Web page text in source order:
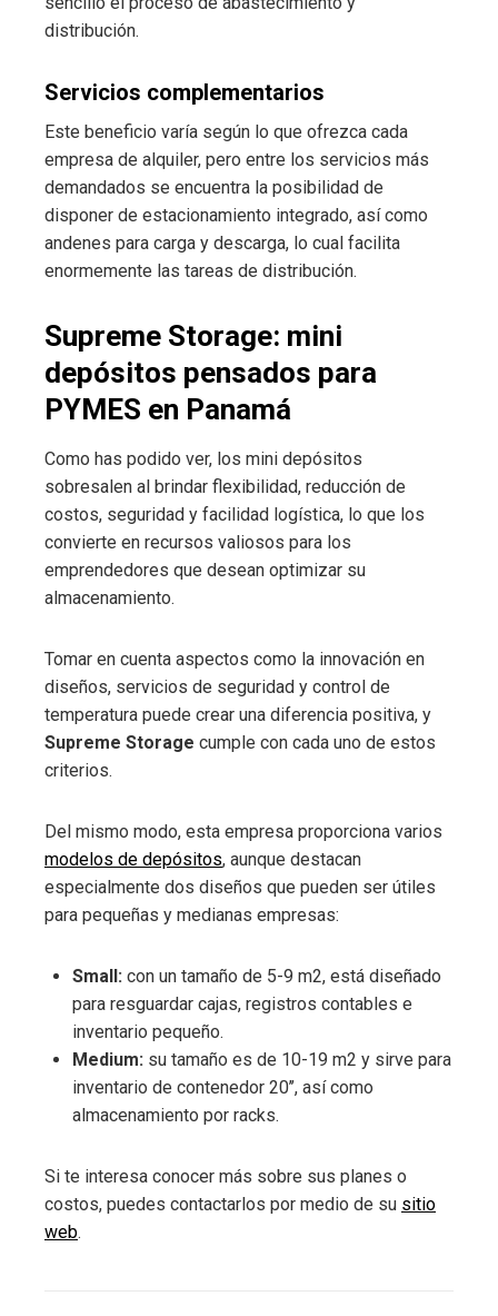
distribución.
Servicios complementarios
Este beneficio varía según lo que ofrezca cada
empresa de alquiler, pero entre los servicios más
demandados se encuentra la posibilidad de
disponer de estacionamiento integrado, así como
andenes para carga y descarga, lo cual facilita
enormemente las tareas de distribución.
Supreme Storage: mini
depósitos pensados para
PYMES en Panamá
Como has podido ver, los mini depósitos
sobresalen al brindar flexibilidad, reducción de
costos, seguridad y facilidad logística, lo que los
convierte en recursos valiosos para los
emprendedores que desean optimizar su
almacenamiento.
Tomar en cuenta aspectos como la innovación en
diseños, servicios de seguridad y control de
temperatura puede crear una diferencia positiva, y
Supreme Storage cumple con cada uno de estos
criterios.
Del mismo modo, esta empresa proporciona varios
modelos de depósitos, aunque destacan
especialmente dos diseños que pueden ser útiles
para pequeñas y medianas empresas:
Small: con un tamaño de 5-9 m2, está diseñado
para resguardar cajas, registros contables e
inventario pequeño.
Medium: su tamaño es de 10-19 m2 y sirve para
inventario de contenedor 20’’, así como
almacenamiento por racks.
Si te interesa conocer más sobre sus planes o
costos, puedes contactarlos por medio de su sitio
web.